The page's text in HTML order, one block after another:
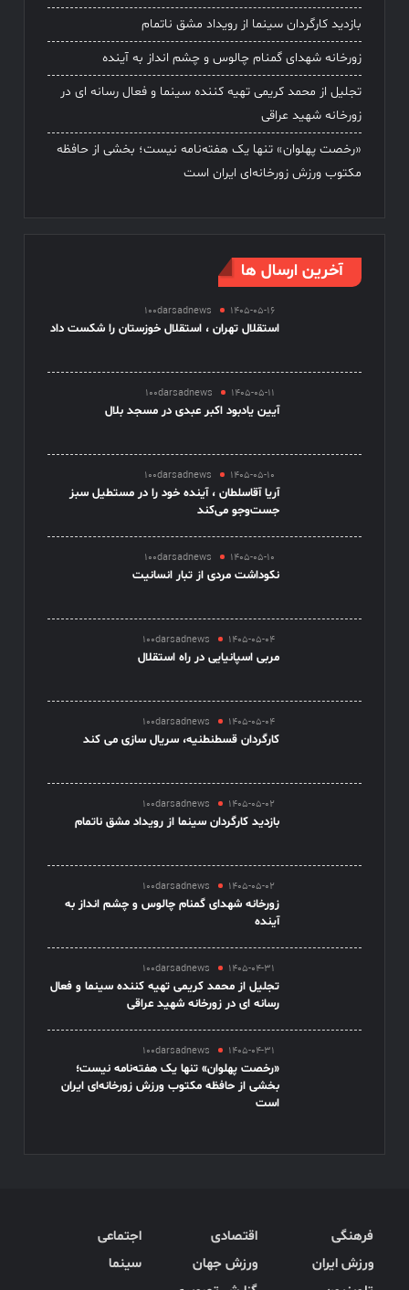
بازدید کارگردان سینما از رویداد مشق ناتمام
زورخانه شهدای گمنام چالوس و چشم انداز به آینده
تجلیل از محمد کریمی تهیه کننده سینما و فعال رسانه ای در
زورخانه شهید عراقی
«رخصت پهلوان» تنها یک هفته‌نامه نیست؛ بخشی از حافظه
مکتوب ورزش زورخانه‌ای ایران است
آخرین ارسال ها
100darsadnews 1405-05-16
استقلال تهران ، استقلال خوزستان را شکست داد
100darsadnews 1405-05-11
آیین یادبود اکبر عبدی در مسجد بلال
100darsadnews 1405-05-10
آریا آقاسلطان ، آینده خود را در مستطیل سبز
جست‌وجو می‌کند
100darsadnews 1405-05-10
نکوداشت مردی از تبار انسانیت
100darsadnews 1405-05-04
مربی اسپانیایی در راه استقلال
100darsadnews 1405-05-04
کارگردان قسطنطنیه، سریال سازی می کند
100darsadnews 1405-05-02
بازدید کارگردان سینما از رویداد مشق ناتمام
100darsadnews 1405-05-02
زورخانه شهدای گمنام چالوس و چشم انداز به
آینده
100darsadnews 1405-04-31
تجلیل از محمد کریمی تهیه کننده سینما و فعال
رسانه ای در زورخانه شهید عراقی
100darsadnews 1405-04-31
«رخصت پهلوان» تنها یک هفته‌نامه نیست؛
بخشی از حافظه مکتوب ورزش زورخانه‌ای ایران
است
فرهنگی اقتصادی
اجتماعی
ورزش ایران
ورزش جهان
سینما